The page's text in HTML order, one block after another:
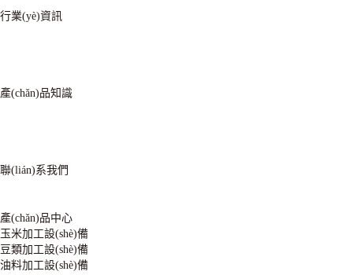
行業(yè)資訊
產(chǎn)品知識
聯(lián)系我們
產(chǎn)品中心
玉米加工設(shè)備
豆類加工設(shè)備
油料加工設(shè)備